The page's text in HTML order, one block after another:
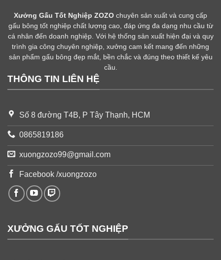
Xưởng Gấu Tốt Nghiệp ZOZO chuyên sản xuất và cung cấp
gấu bông tốt nghiệp chất lượng cao, đáp ứng đa dạng nhu cầu từ
cá nhân đến doanh nghiệp. Với hệ thống sản xuất hiện đại và quy
trình gia công chuyên nghiệp, xưởng cam kết mang đến những
sản phẩm gấu bông đẹp mắt, bền chắc và đúng theo thiết kế yêu
cầu.
THÔNG TIN LIÊN HỆ
Số 8 đường T4B, P Tây Thạnh, HCM
0865819186
xuongzozo99@gmail.com
Facebook /xuongzozo
XƯỞNG GẤU TỐT NGHIỆP